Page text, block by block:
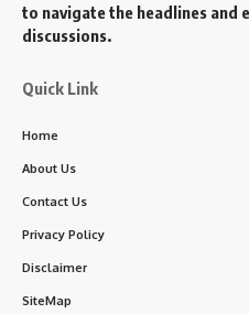
to navigate the headlines and
discussions.
Quick Link
Home
About Us
Contact Us
Privacy Policy
Disclaimer
SiteMap